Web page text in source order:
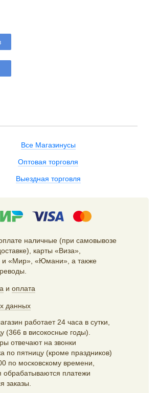
Все Магазинусы
Оптовая торговля
Выездная торговля
наличные (при самовывозе
карты «Виза»,
и «Мир», «Юмани», а также
и оплата
данных
работает 24 часа в сутки,
(366 в високосные годы).
отвечают на звонки
по пятницу (кроме праздников)
по московскому времени,
обрабатываются платежи
заказы.